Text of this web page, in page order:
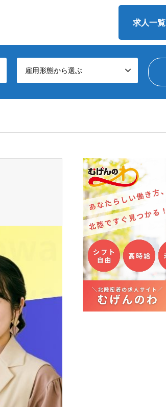
求人一覧
雇用形態から選ぶ